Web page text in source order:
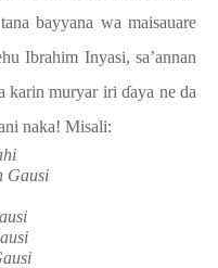
bayyana wa maisauare
Ibrahim Inyasi, sa’annan
karin muryar iriɗaya ne da
naka! Misali:
Gausi